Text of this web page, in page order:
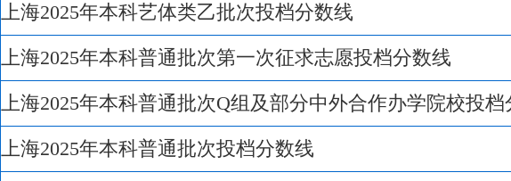
上海2025年本科艺体类乙批次投档分数线
上海2025年本科普通批次第一次征求志愿投档分数线
上海2025年本科普通批次Q组及部分中外合作办学院校投档
上海2025年本科普通批次投档分数线